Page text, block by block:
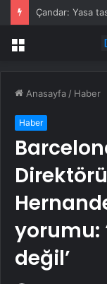
Çandar: Yasa
Menü
Anasayfa / Haber
Haber
yorumu:
değil’